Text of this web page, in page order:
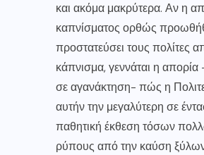
και ακόμα μακρύτερα. Αν η
καπνίσματος ορθώς
προστατεύσει τους πολίτες
κάπνισμα, γεννάται η
σε αγανάκτηση- πώς η
αυτήν την μεγαλύτερη σε
παθητική έκθεση τόσων
ρύπους από την καύση